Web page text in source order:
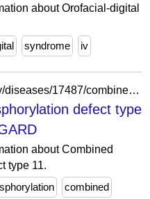
about Orofacial-digital
syndrome iv
https://rarediseases.info.nih.gov/diseases/17487/combined-oxidative-phosphorylation-defect-type-11
defect type
about Combined
type 11.
combined